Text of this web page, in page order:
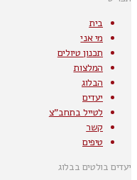
בית
מי אני
תכנון טיולים
המלצות
הבלוג
יעדים
לטייל בתחב"צ
קשר
טיפים
יעדים בולטים בבלוג